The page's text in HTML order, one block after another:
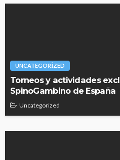
UNCATEGORIZED
Torneos y actividades
SpinoGambino de España
Uncategorized